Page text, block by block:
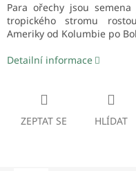
Para ořechy jsou
tropického stromu
Ameriky od Kolumbie po
Detailní informace
ZEPTAT SE HLÍDAT